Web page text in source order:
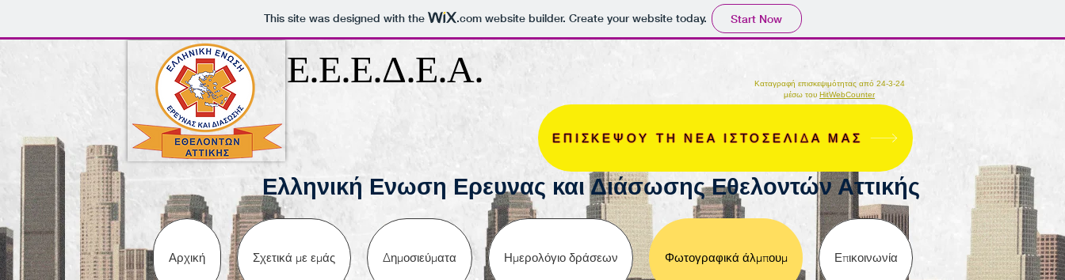
This site was designed with the .comwebsite builder. Create your website today. Start Now
Ε.Ε.Ε.Δ.Ε.Α.
Καταγραφή επισκεψιμότητας από 24-3-24
μέσω του HitWebCounter
Ελληνική Ενωση Ερευνας και Διάσωσης Εθελοντών Αττικής
ΕΠΙΣΚΕΨΟΥ ΤΗ ΝΕΑ ΙΣΤΟΣΕΛΙΔΑ ΜΑΣ
Αρχική Σχετικά με εμάς Δημοσιεύματα Ημερολόγιο δράσεων Φωτογραφικά άλμπουμ Επικοινωνία